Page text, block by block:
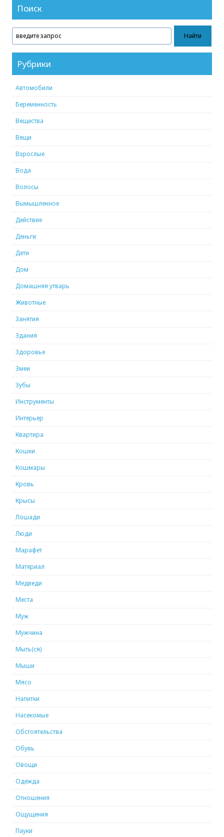
Поиск
Рубрики
Автомобили
Беременность
Вещества
Вещи
Взрослые
Вода
Волосы
Вымышленное
Действие
Деньги
Дети
Дом
Домашняя утварь
Животные
Занятия
Здания
Здоровье
Змеи
Зубы
Инструменты
Интерьер
Квартира
Кошки
Кошмары
Кровь
Крысы
Лошади
Люди
Марафет
Материал
Медведи
Места
Муж
Мужчина
Мыть(ся)
Мыши
Мясо
Напитки
Насекомые
Обстоятельства
Обувь
Овощи
Одежда
Отношения
Ощущения
Пауки